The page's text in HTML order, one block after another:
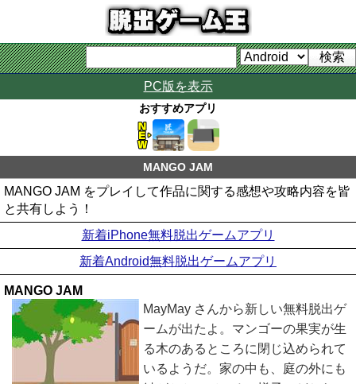
PC版を表示
おすすめアプリ
MANGO JAM
MANGO JAM をプレイして作品に関する感想や攻略内容を皆
と共有しよう！
新着iPhone無料脱出ゲームアプリ
新着Android無料脱出ゲームアプリ
MANGO JAM
MayMay さんから新しい無料脱出ゲ
ームが出たよ。マンゴーの果実が生
る木のあるところに閉じ込められて
いるようだ。家の中も、庭の外にも